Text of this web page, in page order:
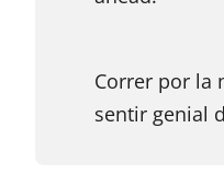
Correr por la
sentir genial